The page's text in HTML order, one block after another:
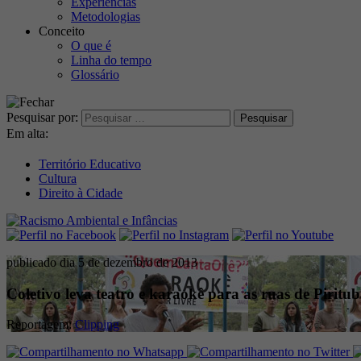
Metodologias
Conceito
O que é
Linha do tempo
Glossário
Pesquisar por:
Em alta:
Território Educativo
Cultura
Direito à Cidade
publicado dia 5 de dezembro de 2013
Coletivo leva teatro e karaokê para as ruas de
Reportagem:Clipping